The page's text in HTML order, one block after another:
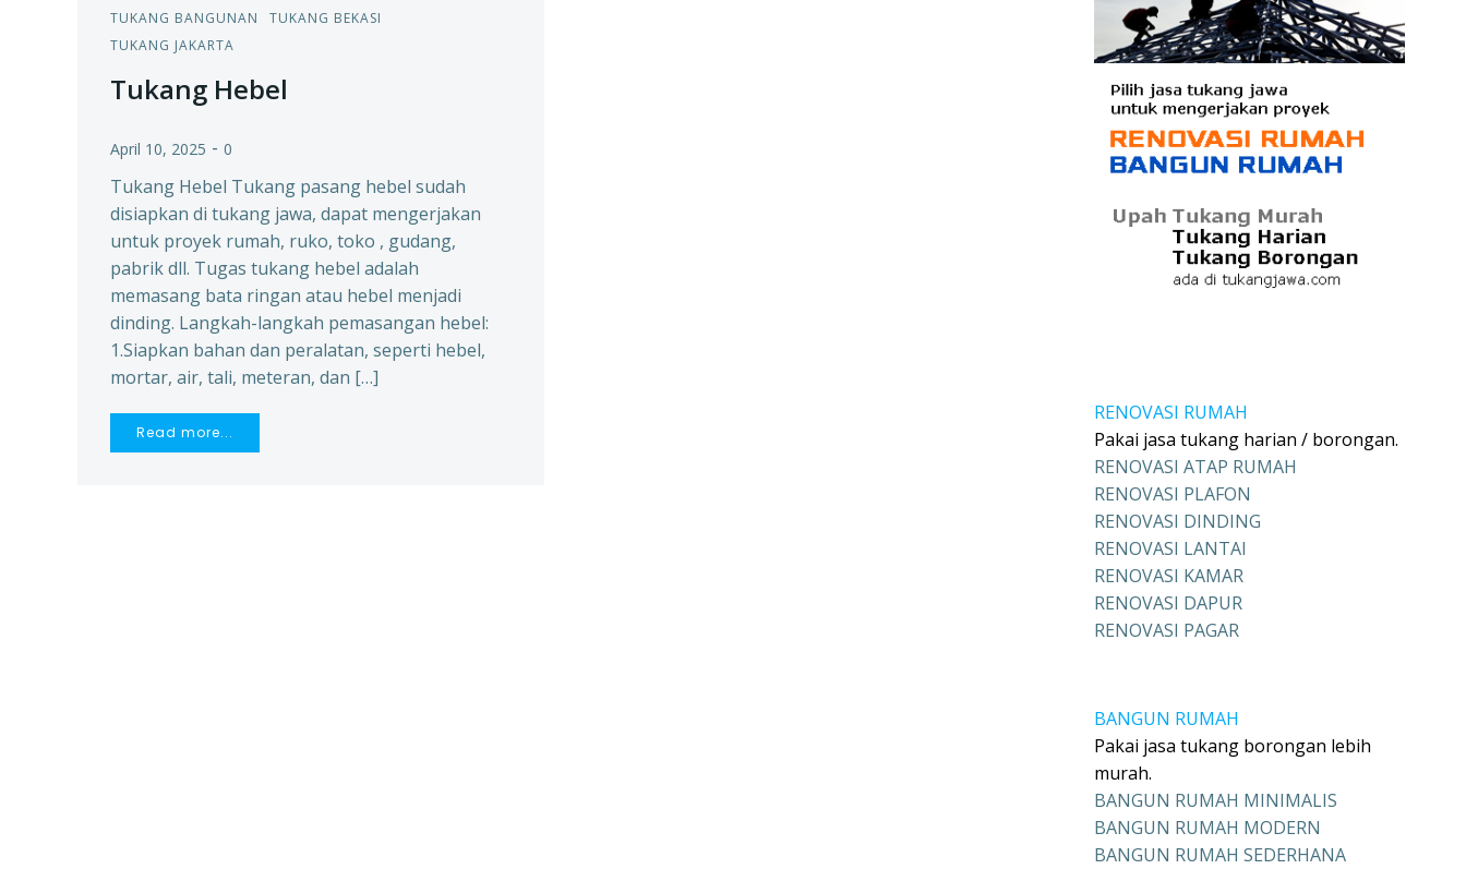
TUKANG BANGUNAN
TUKANG BEKASI
TUKANG JAKARTA
Tukang Hebel
April 10, 2025 - 0
Tukang Hebel Tukang pasang hebel sudah
disiapkan di tukang jawa, dapat mengerjakan
untuk proyek rumah, ruko, toko , gudang,
pabrik dll. Tugas tukang hebel adalah
memasang bata ringan atau hebel menjadi
dinding. Langkah-langkah pemasangan hebel:
1.Siapkan bahan dan peralatan, seperti hebel,
mortar, air, tali, meteran, dan […]
Read more...
RENOVASI RUMAH
Pakai jasa tukang harian / borongan.
RENOVASI ATAP RUMAH
RENOVASI PLAFON
RENOVASI DINDING
RENOVASI LANTAI
RENOVASI KAMAR
RENOVASI DAPUR
RENOVASI PAGAR
BANGUN RUMAH
Pakai jasa tukang borongan lebih
murah.
BANGUN RUMAH MINIMALIS
BANGUN RUMAH MODERN
BANGUN RUMAH SEDERHANA